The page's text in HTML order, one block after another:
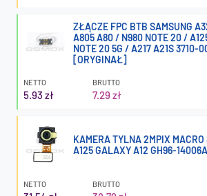
ZŁĄCZE FPC BTB SAMSUNG
A805 A80 / N980 NOTE 20 /
NOTE 20 5G / A217 A21S 3710-
[ORYGINAŁ]
NETTO
5.93 zł
BRUTTO
7.29 zł
KAMERA TYLNA 2MPIX MACRO
A125 GALAXY A12 GH96-
NETTO BRUTTO